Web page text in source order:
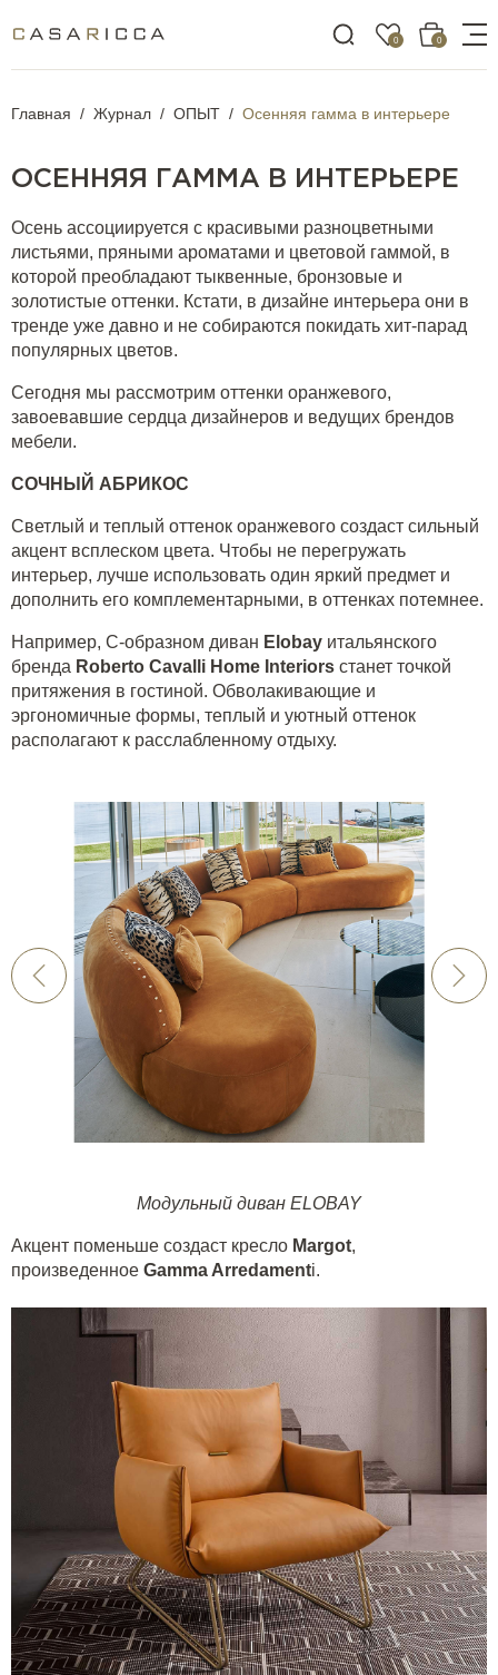
0 0
Главная Журнал ОПЫТ Осенняя гамма в интерьере
ОСЕННЯЯ ГАММА В ИНТЕРЬЕРЕ
Осень ассоциируется с красивыми разноцветными
листьями, пряными ароматами и цветовой гаммой, в
которой преобладают тыквенные, бронзовые и
золотистые оттенки. Кстати, в дизайне интерьера они в
тренде уже давно и не собираются покидать хит-парад
популярных цветов.
Сегодня мы рассмотрим оттенки оранжевого,
завоевавшие сердца дизайнеров и ведущих брендов
мебели.
СОЧНЫЙ АБРИКОС
Светлый и теплый оттенок оранжевого создаст сильный
акцент всплеском цвета. Чтобы не перегружать
интерьер, лучше использовать один яркий предмет и
дополнить его комплементарными, в оттенках потемнее.
Например, С-образном диван Elobay итальянского
бренда Roberto Cavalli Home Interiors станет точкой
притяжения в гостиной. Обволакивающие и
эргономичные формы, теплый и уютный оттенок
располагают к расслабленному отдыху.
Модульный диван ELOBAY
Акцент поменьше создаст кресло Margot,
произведенное Gamma Arredamenti.